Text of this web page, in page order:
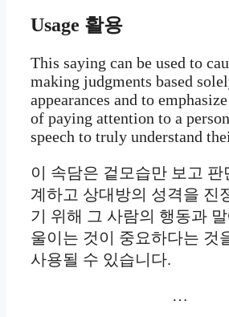
Usage 활용
This saying can be used to
making judgments based
appearances and to
of paying attention to a
speech to truly understand
이 속담은 겉모습만 보고 판
계하고 상대방의 성격을 진
기 위해 그 사람의 행동과
울이는 것이 중요하다는 것
사용될 수 있습니다.
…